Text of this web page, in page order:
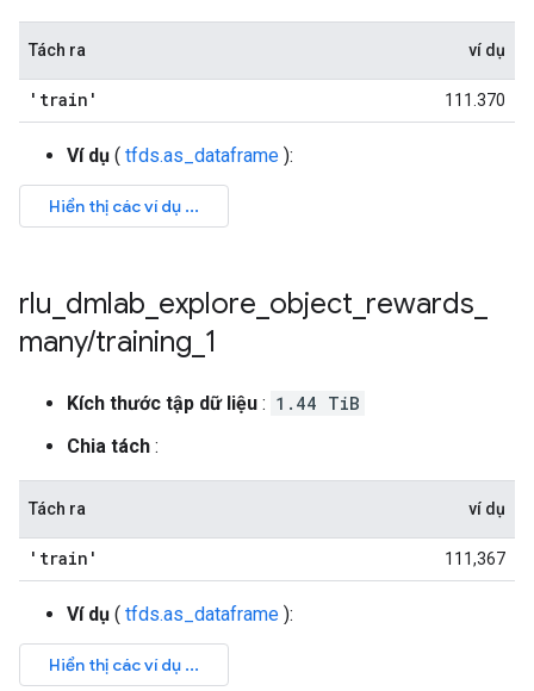
Tách ra ví dụ
'train' 111.370
Ví dụ ( tfds.as_dataframe ):
rlu dmlab explore object rewards
many/training 1
Kích thước tập dữ liệu : 1.44 TiB
Chia tách :
Tách ra ví dụ
'train' 111,367
Ví dụ ( tfds.as_dataframe ):